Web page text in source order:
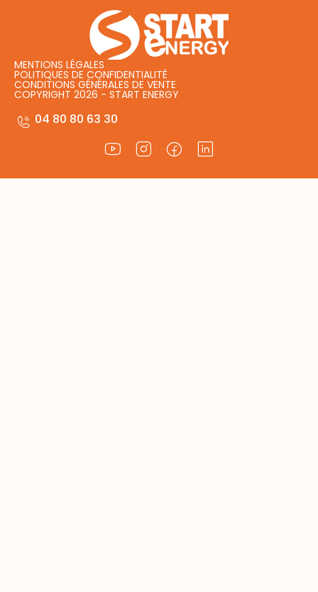
MENTIONS LÉGALES
POLITIQUES DE CONFIDENTIALITÉ
CONDITIONS GÉNÉRALES DE VENTE
COPYRIGHT 2026 - START ENERGY
04 80 80 63 30